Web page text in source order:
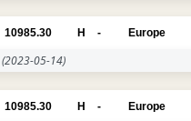
10985.30 H - Europe
(2023-05-14)
10985.30 H - Europe